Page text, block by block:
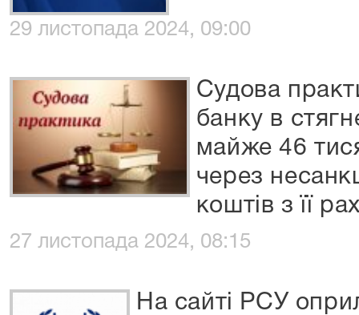
29 листопада 2024, 09:00
Судова
банку в
майже 46
через
коштів з її
27 листопада 2024, 08:15
На сайті РСУ